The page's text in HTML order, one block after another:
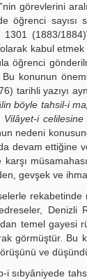
görevlerini
öğrenci
(1883/
kabul
öğrenci
Bu konunun
tarihli yazıyı
böyle tahsil-i
i celilesine
nedeni
devam ettiğine
gevşek ve
Denizli
temel gayesi
görmüştür. Bu
ve
i sıbyâniyede